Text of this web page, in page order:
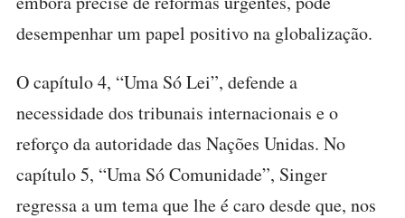
desempenhar um papel positivo na globalização.
O capítulo 4, “Uma Só Lei”, defende a
necessidade dos tribunais internacionais e o
reforço da autoridade das Nações Unidas. No
capítulo 5, “Uma Só Comunidade”, Singer
regressa a um tema que lhe é caro desde que, nos